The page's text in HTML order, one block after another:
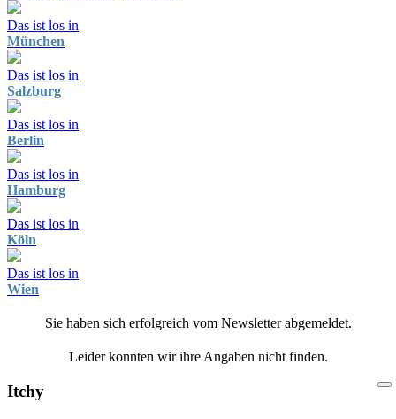
Das ist los in
München
Das ist los in
Salzburg
Das ist los in
Berlin
Das ist los in
Hamburg
Das ist los in
Köln
Das ist los in
Wien
Sie haben sich erfolgreich vom Newsletter abgemeldet.
Leider konnten wir ihre Angaben nicht finden.
Itchy